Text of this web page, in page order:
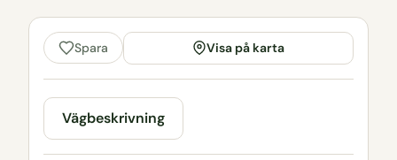
Spara Visa på karta
Vägbeskrivning